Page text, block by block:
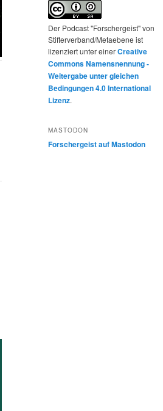
Der Podcast "Forschergeist" von
Stifterverband/Metaebene ist
lizenziert unter einerCreative
Commons Namensnennung -
Weitergabe unter gleichen
Bedingungen 4.0 International
Lizenz.
MASTODON
Forschergeist auf Mastodon